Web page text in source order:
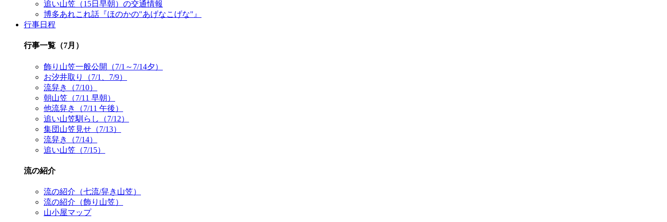
追い山笠（15日早朝）の交通情報
博多あれこれ話『ほのかの"あげなこげな"』
行事日程
行事一覧（7月）
飾り山笠一般公開（7/1～7/14夕）
お汐井取り（7/1、7/9）
流舁き（7/10）
朝山笠（7/11 早朝）
他流舁き（7/11 午後）
追い山笠馴らし（7/12）
集団山笠見せ（7/13）
流舁き（7/14）
追い山笠（7/15）
流の紹介
流の紹介（七流/舁き山笠）
流の紹介（飾り山笠）
山小屋マップ